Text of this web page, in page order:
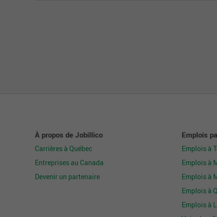
À propos de Jobillico
Carrières à Québec
Entreprises au Canada
Devenir un partenaire
Emplois
Emplois à
Emplois à
Emplois à
Emplois à
Emplois à